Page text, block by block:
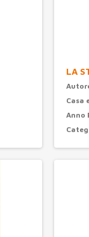
LA
Casa
Anno